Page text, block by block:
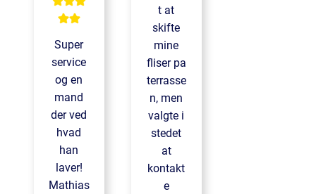
Super
service
og en
mand
der ved
hvad
han
laver!
Mathias
t at
skifte
mine
fliser pa
terrasse
n, men
valgte i
stedet
at
kontakt
e